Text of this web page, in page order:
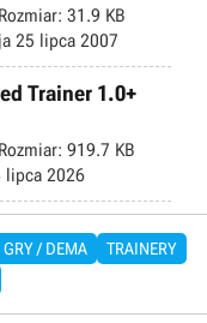
Rozmiar: 31.9 KB
25 lipca 2007
Trainer 1.0+
Rozmiar: 919.7 KB
lipca 2026
GRY / DEMA
TRAINERY